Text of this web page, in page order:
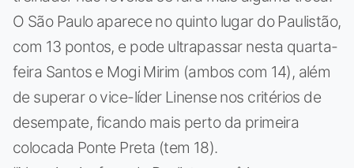
O São Paulo aparece no quinto lugar do Paulistão,
com 13 pontos, e pode ultrapassar nesta quarta-
feira Santos e Mogi Mirim (ambos com 14), além
de superar o vice-líder Linense nos critérios de
desempate, ficando mais perto da primeira
colocada Ponte Preta (tem 18).